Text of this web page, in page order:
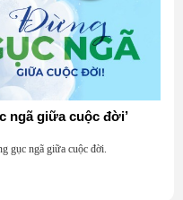
ngã giữa cuộc đời’
gục ngã giữa cuộc đời.